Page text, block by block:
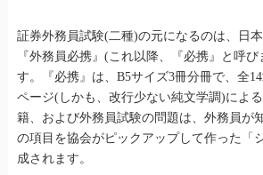
証券外務員試験(二種)の元になるのは、日
『外務員必携』(これ以降、『必携』と呼
す。『必携』は、B5サイズ3冊分冊で、全
ページ(しかも、改行少ない純文学調)によ
籍、および外務員試験の問題は、外務員が
の項目を協会がピックアップして作った「
成されます。